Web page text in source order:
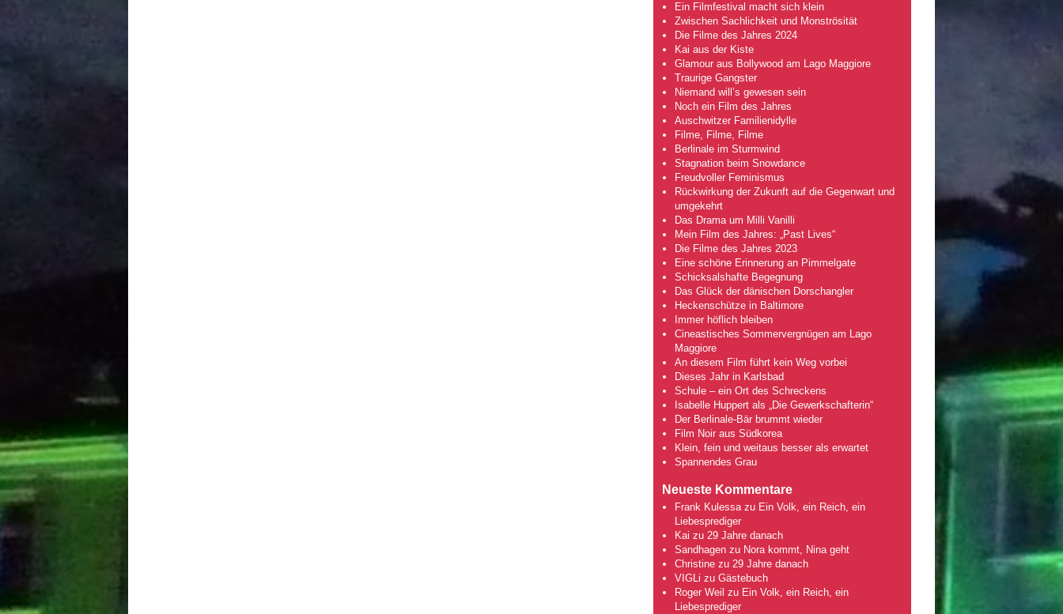
Ein Filmfestival macht sich klein
Zwischen Sachlichkeit und Monströsität
Die Filme des Jahres 2024
Kai aus der Kiste
Glamour aus Bollywood am Lago Maggiore
Traurige Gangster
Niemand will’s gewesen sein
Noch ein Film des Jahres
Auschwitzer Familienidylle
Filme, Filme, Filme
Berlinale im Sturmwind
Stagnation beim Snowdance
Freudvoller Feminismus
Rückwirkung der Zukunft auf die Gegenwart und
umgekehrt
Das Drama um Milli Vanilli
Mein Film des Jahres: „Past Lives“
Die Filme des Jahres 2023
Eine schöne Erinnerung an Pimmelgate
Schicksalshafte Begegnung
Das Glück der dänischen Dorschangler
Heckenschütze in Baltimore
Immer höflich bleiben
Cineastisches Sommervergnügen am Lago
Maggiore
An diesem Film führt kein Weg vorbei
Dieses Jahr in Karlsbad
Schule – ein Ort des Schreckens
Isabelle Huppert als „Die Gewerkschafterin“
Der Berlinale-Bär brummt wieder
Film Noir aus Südkorea
Klein, fein und weitaus besser als erwartet
Spannendes Grau
Neueste Kommentare
Frank Kulessazu Ein Volk, ein Reich, ein
Liebesprediger
Kai zu 29 Jahre danach
Sandhagenzu Nora kommt, Nina geht
Christinezu 29 Jahre danach
VIGLi zu Gästebuch
Roger Weil zu Ein Volk, ein Reich, ein
Liebesprediger